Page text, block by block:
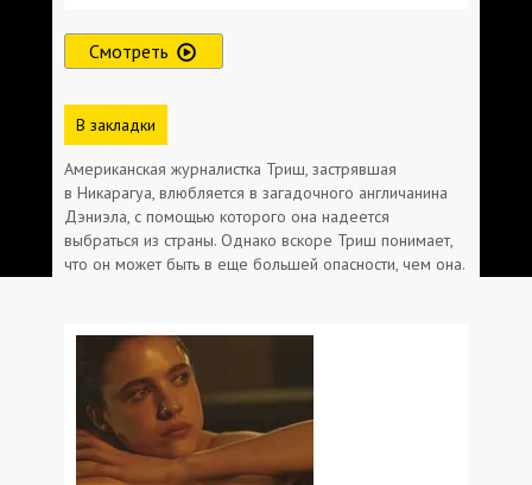
Смотреть
В закладки
Американская журналистка Триш, застрявшая
в Никарагуа, влюбляется в загадочного англичанина
Дэниэла, с помощью которого она надеется
выбраться из страны. Однако вскоре Триш понимает,
что он может быть в еще большей опасности, чем она.